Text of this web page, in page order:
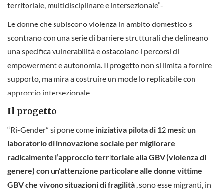
territoriale, multidisciplinare e intersezionale”-
Le donne che subiscono violenza in ambito domestico si
scontrano con una serie di barriere strutturali che delineano
una specifica vulnerabilità e ostacolano i percorsi di
empowerment e autonomia. Il progetto non si limita a fornire
supporto, ma mira a costruire un modello replicabile con
approccio intersezionale.
Il progetto
“Ri-Gender” si pone come iniziativa pilota di 12 mesi: un
laboratorio di innovazione sociale per migliorare
radicalmente l’approccio territoriale alla GBV (violenza di
genere) con un’attenzione particolare alle donne vittime
GBV che vivono situazioni di fragilità , sono esse migranti, in